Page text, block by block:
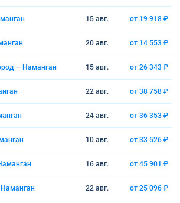
15 авг. от 19 918 ₽
20 авг. от 14 553 ₽
— Наманган 15 авг. от 26 343 ₽
22 авг. от 38 758 ₽
24 авг. от 36 353 ₽
10 авг. от 33 526 ₽
16 авг. от 45 901 ₽
22 авг. от 25 096 ₽